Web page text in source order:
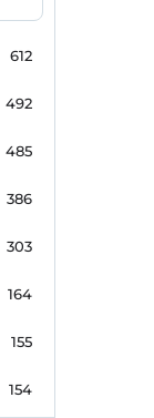
612
492
485
386
303
164
155
154